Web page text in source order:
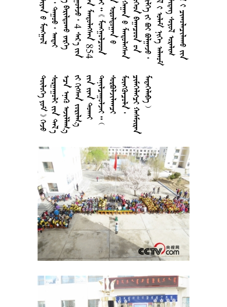












































































































































 